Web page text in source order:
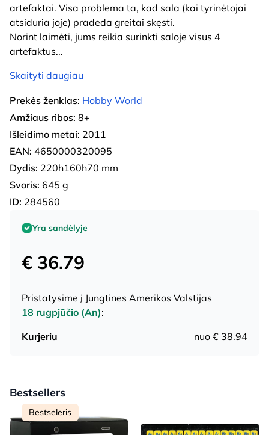
artefaktai. Visa problema ta, kad sala (kai tyrinėtojai
atsiduria joje) pradeda greitai skęsti.
Norint laimėti, jums reikia surinkti saloje visus 4
artefaktus...
Skaityti daugiau
Prekės ženklas: Hobby World
Amžiaus ribos: 8+
Išleidimo metai: 2011
EAN: 4650000320095
Dydis: 220h160h70 mm
Svoris: 645 g
ID: 284560
Yra sandėlyje
€ 36.79
Pristatysime į Jungtines Amerikos Valstijas
18 rugpjūčio (An):
Kurjeriu
nuo € 38.94
Bestsellers
Bestseleris